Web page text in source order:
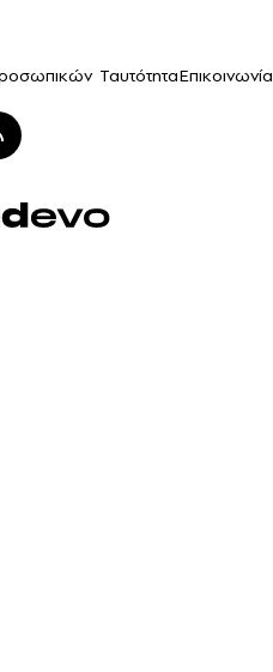
ΤαυτότηταΕπικοινωνία